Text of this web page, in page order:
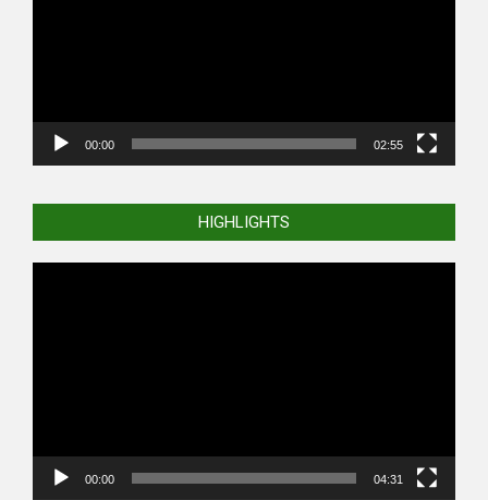
00:00 02:55
HIGHLIGHTS
00:00 04:31